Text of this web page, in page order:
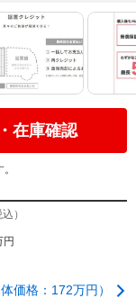
在庫確認
）
円
価格：172万円）